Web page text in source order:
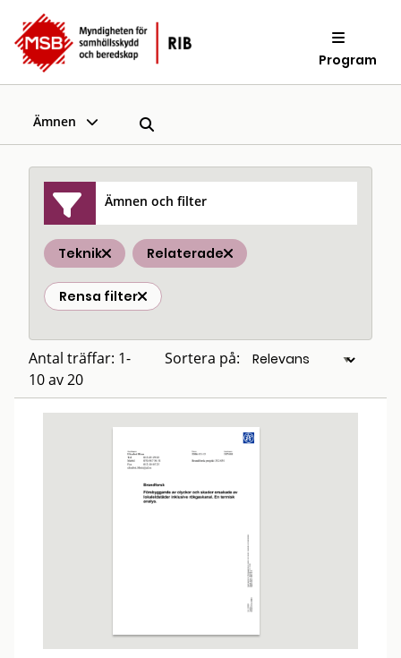
Program
Ämnen
Ämnen och filter
Teknik Relaterade
Rensa filter
Antal träffar: 1-
10 av 20
Sortera på: